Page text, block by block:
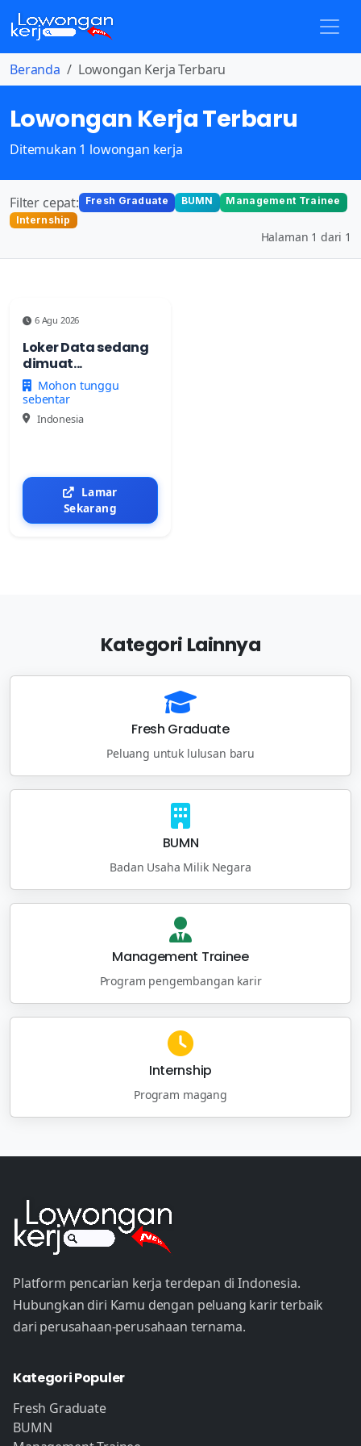
Beranda Lowongan Kerja Terbaru
Lowongan Kerja Terbaru
Ditemukan 1 lowongan kerja
Filter cepat: Fresh Graduate BUMN
Management Trainee
Internship
Halaman 1 dari 1
6 Agu 2026
Loker Data sedang
dimuat...
Mohon tunggu
sebentar
Indonesia
Lamar
Sekarang
Kategori Lainnya
Fresh Graduate
Peluang untuk lulusan baru
BUMN
Badan Usaha Milik Negara
Management Trainee
Program pengembangan karir
Internship
Program magang
Platform pencarian kerja terdepan di Indonesia.
Hubungkan diri Kamu dengan peluang karir terbaik
dari perusahaan-perusahaan ternama.
Kategori Populer
Fresh Graduate
BUMN